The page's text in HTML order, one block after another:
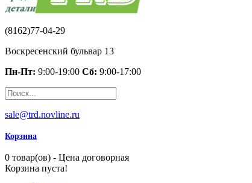
(8162)77-04-29
Воскресенский бульвар 13
Пн-Пт: 9:00-19:00 Сб: 9:00-17:00
sale@trd.novline.ru
Корзина
0 товар(ов) - Цена договорная
Корзина пуста!